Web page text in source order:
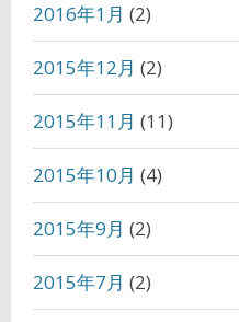
2016年1月 (2)
2015年12月 (2)
2015年11月 (11)
2015年10月 (4)
2015年9月 (2)
2015年7月 (2)